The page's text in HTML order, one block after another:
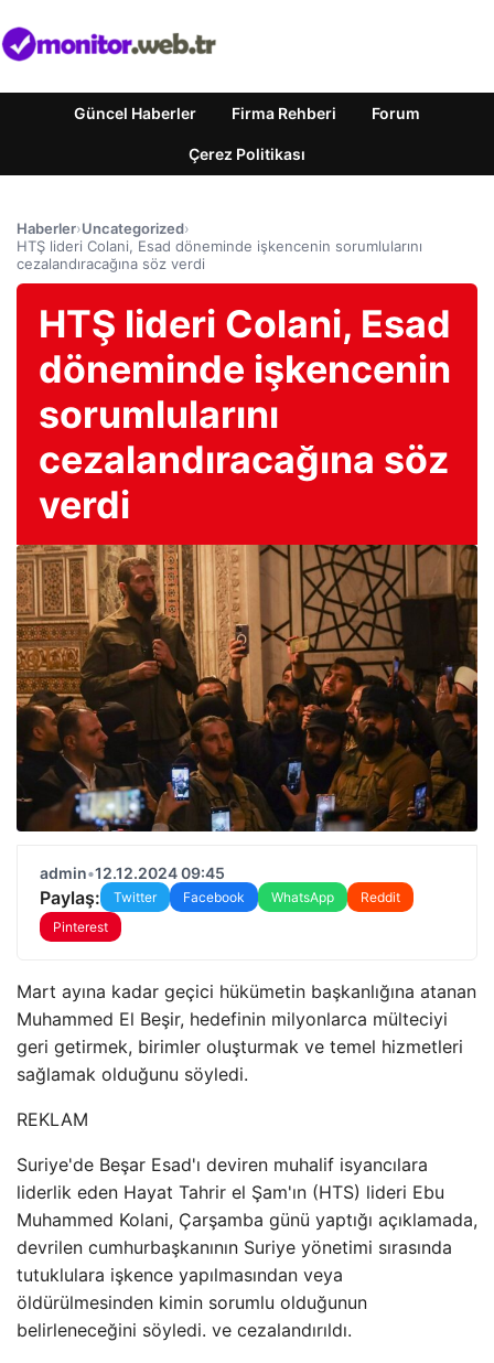
Güncel Haberler Firma Rehberi Forum
Çerez Politikası
Haberler›Uncategorized›
HTŞ lideri Colani, Esad döneminde işkencenin sorumlularını
cezalandıracağına söz verdi
HTŞ lideri Colani, Esad
döneminde işkencenin
sorumlularını
cezalandıracağına söz
verdi
admin•12.12.2024 09:45
Paylaş: Twitter Facebook WhatsApp
Reddit
Pinterest
Mart ayına kadar geçici hükümetin başkanlığına atanan
Muhammed El Beşir, hedefinin milyonlarca mülteciyi
geri getirmek, birimler oluşturmak ve temel hizmetleri
sağlamak olduğunu söyledi.
REKLAM
Suriye'de Beşar Esad'ı deviren muhalif isyancılara
liderlik eden Hayat Tahrir el Şam'ın (HTS) lideri Ebu
Muhammed Kolani, Çarşamba günü yaptığı açıklamada,
devrilen cumhurbaşkanının Suriye yönetimi sırasında
tutuklulara işkence yapılmasından veya
öldürülmesinden kimin sorumlu olduğunun
belirleneceğini söyledi. ve cezalandırıldı.